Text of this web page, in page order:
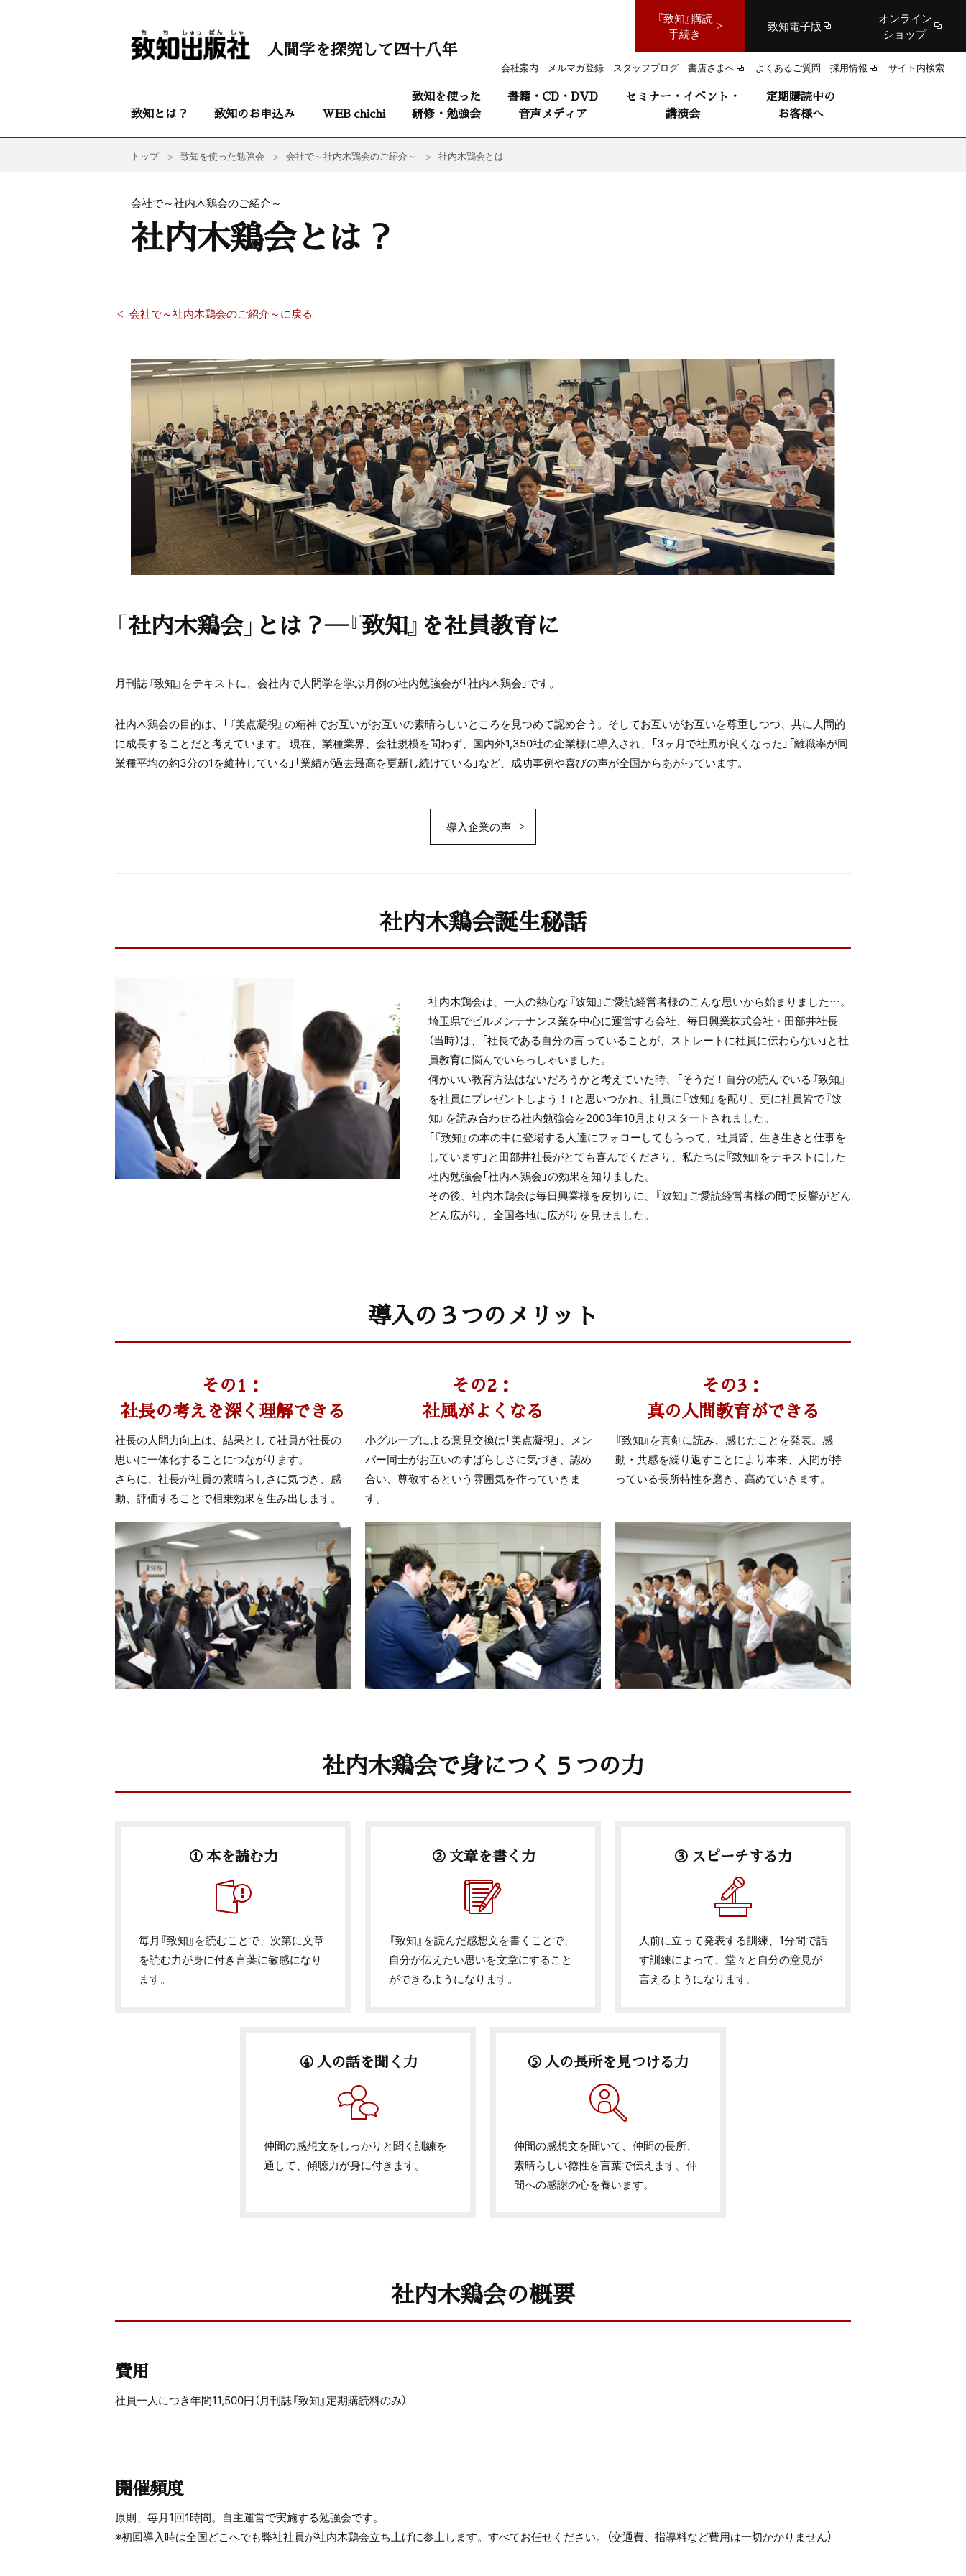
『致知』購読
手続き
致知電子版
オンライン
ショップ
会社案内 メルマガ登録 スタッフブログ 書店さまへ よくあるご質問 採用情報 サイト内検索
人間学を探究して四十八年
致知とは？ 致知のお申込み WEB chichi
致知を使った
研修・勉強会
書籍・CD・DVD
音声メディア
セミナー・イベント・
講演会
定期購読中の
お客様へ
トップ 致知を使った勉強会 会社で～社内木鶏会のご紹介～ 社内木鶏会とは
会社で～社内木鶏会のご紹介～
社内木鶏会とは？
会社で～社内木鶏会のご紹介～に戻る
「社内木鶏会」とは？―『致知』を社員教育に
月刊誌『致知』をテキストに、会社内で人間学を学ぶ月例の社内勉強会が「社内木鶏会」です。
社内木鶏会の目的は、「『美点凝視』の精神でお互いがお互いの素晴らしいところを見つめて認め合う。そしてお互いがお互いを尊重しつつ、共に人間的
に成長することだと考えています。 現在、業種業界、会社規模を問わず、国内外1,350社の企業様に導入され、「3ヶ月で社風が良くなった」「離職率が同
業種平均の約3分の1を維持している」「業績が過去最高を更新し続けている」など、成功事例や喜びの声が全国からあがっています。
導入企業の声
社内木鶏会誕生秘話
社内木鶏会は、一人の熱心な『致知』ご愛読経営者様のこんな思いから始まりました…。
埼玉県でビルメンテナンス業を中心に運営する会社、毎日興業株式会社・田部井社長
（当時）は、「社長である自分の言っていることが、ストレートに社員に伝わらない」と社
員教育に悩んでいらっしゃいました。
何かいい教育方法はないだろうかと考えていた時、「そうだ！自分の読んでいる『致知』
を社員にプレゼントしよう！」と思いつかれ、社員に『致知』を配り、更に社員皆で『致
知』を読み合わせる社内勉強会を2003年10月よりスタートされました。
「『致知』の本の中に登場する人達にフォローしてもらって、社員皆、生き生きと仕事を
しています」と田部井社長がとても喜んでくださり、私たちは『致知』をテキストにした
社内勉強会「社内木鶏会」の効果を知りました。
その後、社内木鶏会は毎日興業様を皮切りに、『致知』ご愛読経営者様の間で反響がどん
どん広がり、全国各地に広がりを見せました。
導入の３つのメリット
その1：
社長の考えを深く理解できる
社長の人間力向上は、結果として社員が社長の
思いに一体化することにつながります。
さらに、社長が社員の素晴らしさに気づき、感
動、評価することで相乗効果を生み出します。
その2：
社風がよくなる
小グループによる意見交換は「美点凝視」、メン
バー同士がお互いのすばらしさに気づき、認め
合い、尊敬するという雰囲気を作っていきま
す。
その3：
真の人間教育ができる
『致知』を真剣に読み、感じたことを発表。感
動・共感を繰り返すことにより本来、人間が持
っている長所特性を磨き、高めていきます。
社内木鶏会で身につく５つの力
① 本を読む力
毎月『致知』を読むことで、次第に文章
を読む力が身に付き言葉に敏感になり
ます。
② 文章を書く力
『致知』を読んだ感想文を書くことで、
自分が伝えたい思いを文章にすること
ができるようになります。
③ スピーチする力
人前に立って発表する訓練、1分間で話
す訓練によって、堂々と自分の意見が
言えるようになります。
④ 人の話を聞く力
仲間の感想文をしっかりと聞く訓練を
通して、傾聴力が身に付きます。
⑤ 人の長所を見つける力
仲間の感想文を聞いて、仲間の長所、
素晴らしい徳性を言葉で伝えます。仲
間への感謝の心を養います。
社内木鶏会の概要
費用
社員一人につき年間11,500円（月刊誌『致知』定期購読料のみ）
開催頻度
原則、毎月1回1時間。自主運営で実施する勉強会です。
※初回導入時は全国どこへでも弊社社員が社内木鶏会立ち上げに参上します。すべてお任せください。（交通費、指導料など費用は一切かかりません）